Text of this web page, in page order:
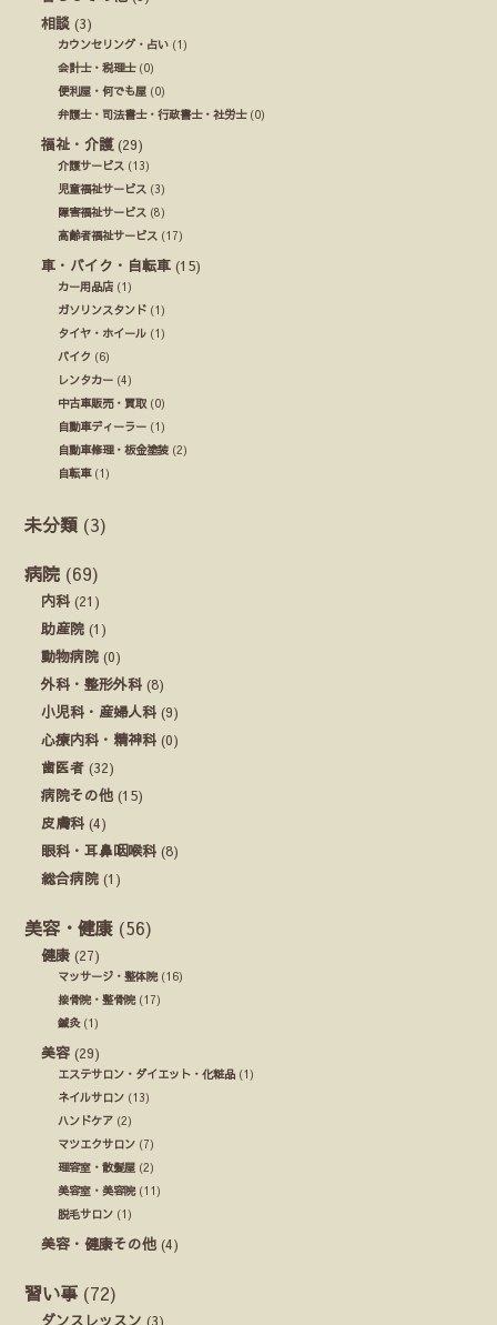
相談 (3)
カウンセリング・占い (1)
会計士・税理士(0)
便利屋・何でも屋 (0)
弁護士・司法書士・行政書士・社労士(0)
福祉・介護(29)
介護サービス (13)
児童福祉サービス (3)
障害福祉サービス (8)
高齢者福祉サービス (17)
車・バイク・自転車 (15)
カー用品店 (1)
ガソリンスタンド (1)
タイヤ・ホイール (1)
バイク (6)
レンタカー (4)
中古車販売・買取 (0)
自動車ディーラー (1)
自動車修理・板金塗装 (2)
自転車(1)
未分類 (3)
病院 (69)
内科 (21)
助産院 (1)
動物病院 (0)
外科・整形外科 (8)
小児科・産婦人科 (9)
心療内科・精神科 (0)
歯医者 (32)
病院その他 (15)
皮膚科 (4)
眼科・耳鼻咽喉科 (8)
総合病院 (1)
美容・健康 (56)
健康 (27)
マッサージ・整体院(16)
接骨院・整骨院(17)
鍼灸(1)
美容 (29)
エステサロン・ダイエット・化粧品 (1)
ネイルサロン (13)
ハンドケア (2)
マツエクサロン (7)
理容室・散髪屋 (2)
美容室・美容院(11)
脱毛サロン (1)
美容・健康その他 (4)
習い事 (72)
ダンスレッスン (3)